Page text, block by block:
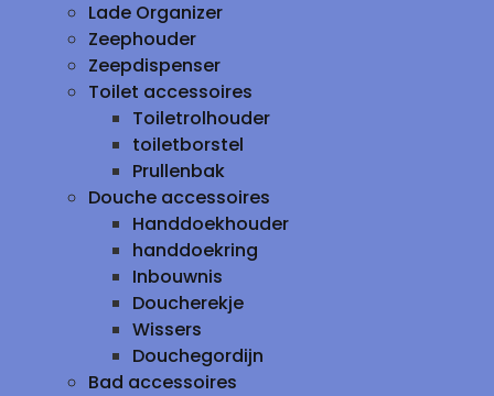
Lade Organizer
Zeephouder
Zeepdispenser
Toilet accessoires
Toiletrolhouder
toiletborstel
Prullenbak
Douche accessoires
Handdoekhouder
handdoekring
Inbouwnis
Doucherekje
Wissers
Douchegordijn
Bad accessoires